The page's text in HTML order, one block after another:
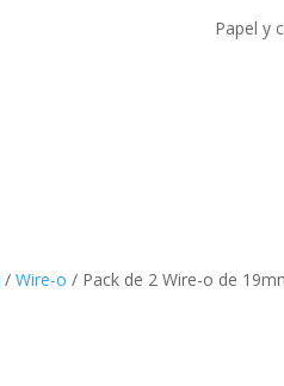
Papel y
/Wire-o / Pack de 2 Wire-o de